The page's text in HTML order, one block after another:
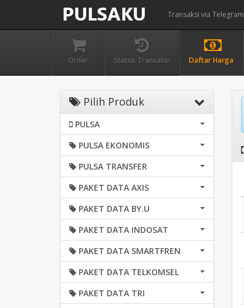
Transaksi via Telegram
Order Status Transaksi Daftar Harga
Pilih Produk
PULSA
PULSA EKONOMIS
PULSA TRANSFER
PAKET DATA AXIS
PAKET DATA BY.U
PAKET DATA INDOSAT
PAKET DATA SMARTFREN
PAKET DATA TELKOMSEL
PAKET DATA TRI